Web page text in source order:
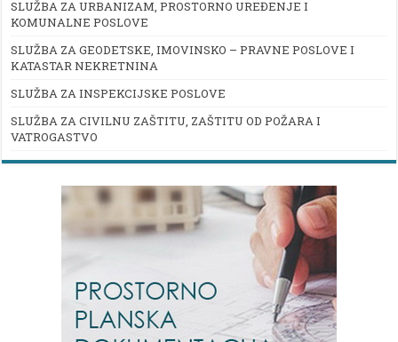
SLUŽBA ZA URBANIZAM, PROSTORNO UREĐENJE I
KOMUNALNE POSLOVE
SLUŽBA ZA GEODETSKE, IMOVINSKO – PRAVNE POSLOVE I
KATASTAR NEKRETNINA
SLUŽBA ZA INSPEKCIJSKE POSLOVE
SLUŽBA ZA CIVILNU ZAŠTITU, ZAŠTITU OD POŽARA I
VATROGASTVO